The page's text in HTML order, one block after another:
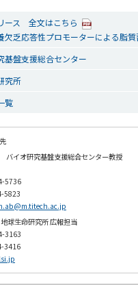
ース 全文はこちら
欠乏応答性プロモーターによる脂
基盤支援総合センター
究所
覧
バイオ研究基盤支援総合センター教授
5736
5823
球生命研究所 広報担当
3163
3416